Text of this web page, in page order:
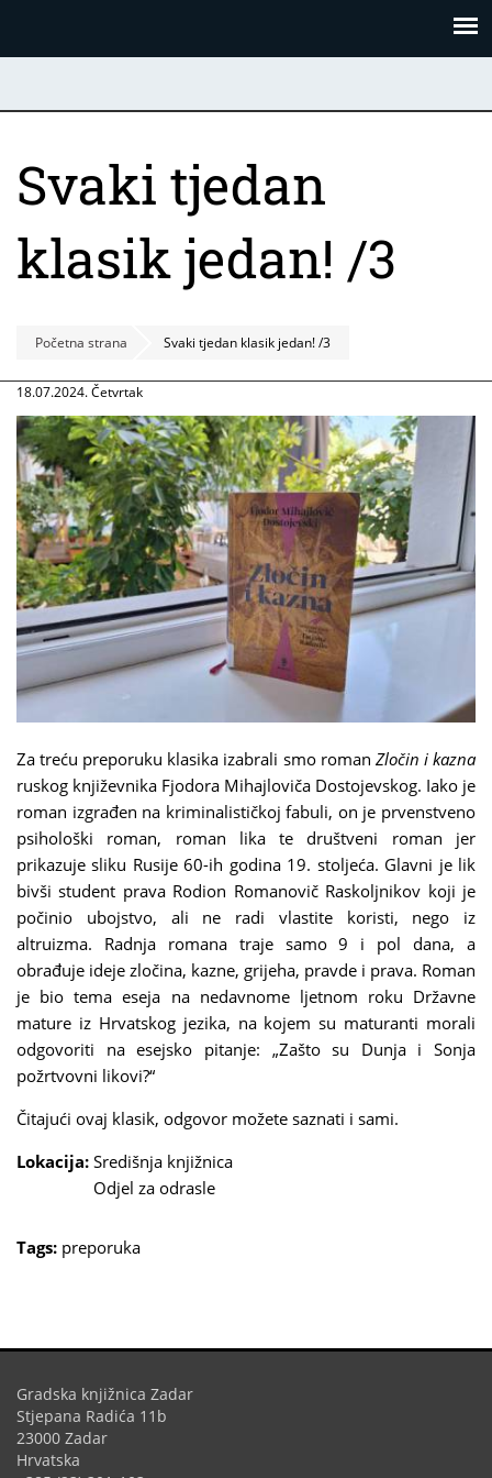
Svaki tjedan
klasik jedan! /3
Početna strana Svaki tjedan klasik jedan! /3
18.07.2024. Četvrtak
Za treću preporuku klasika izabrali smo roman Zločin i kazna
ruskog književnika Fjodora Mihajloviča Dostojevskog. Iako je
roman izgrađen na kriminalističkoj fabuli, on je prvenstveno
psihološki roman, roman lika te društveni roman jer
prikazuje sliku Rusije 60-ih godina 19. stoljeća. Glavni je lik
bivši student prava Rodion Romanovič Raskoljnikov koji je
počinio ubojstvo, ali ne radi vlastite koristi, nego iz
altruizma. Radnja romana traje samo 9 i pol dana, a
obrađuje ideje zločina, kazne, grijeha, pravde i prava. Roman
je bio tema eseja na nedavnome ljetnom roku Državne
mature iz Hrvatskog jezika, na kojem su maturanti morali
odgovoriti na esejsko pitanje: „Zašto su Dunja i Sonja
požrtvovni likovi?“
Čitajući ovaj klasik, odgovor možete saznati i sami.
Lokacija: Središnja knjižnica
Odjel za odrasle
Tags: preporuka
Gradska knjižnica Zadar
Stjepana Radića 11b
23000 Zadar
Hrvatska